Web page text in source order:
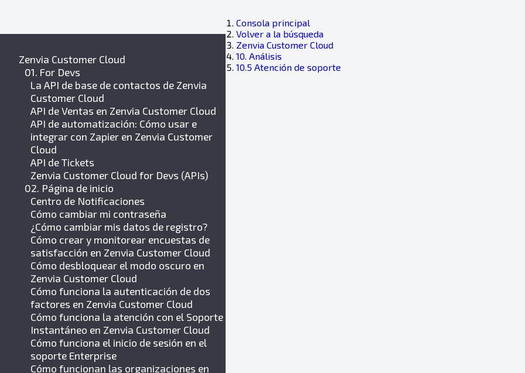
Consola principal
Volver a la búsqueda
Zenvia Customer Cloud
10. Análisis
10.5 Atención de soporte
Zenvia Customer Cloud
01. For Devs
La API de base de contactos de Zenvia
Customer Cloud
API de Ventas en Zenvia Customer Cloud
API de automatización: Cómo usar e
integrar con Zapier en Zenvia Customer
Cloud
API de Tickets
Zenvia Customer Cloud for Devs (APIs)
02. Página de inicio
Centro de Notificaciones
Cómo cambiar mi contraseña
¿Cómo cambiar mis datos de registro?
Cómo crear y monitorear encuestas de
satisfacción en Zenvia Customer Cloud
Cómo desbloquear el modo oscuro en
Zenvia Customer Cloud
Cómo funciona la autenticación de dos
factores en Zenvia Customer Cloud
Cómo funciona la atención con el Soporte
Instantáneo en Zenvia Customer Cloud
Cómo funciona el inicio de sesión en el
soporte Enterprise
Cómo funcionan las organizaciones en